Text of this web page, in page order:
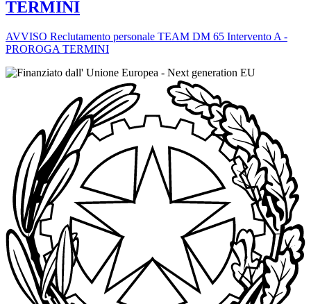
TERMINI
AVVISO Reclutamento personale TEAM DM 65 Intervento A -
PROROGA TERMINI